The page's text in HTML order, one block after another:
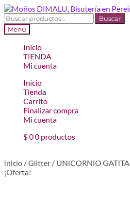
Ir
a
la
navegación
Ir
al
contenido
Buscar
por:
Buscar
Menú
Inicio
TIENDA
Mi cuenta
Inicio
Tienda
Carrito
Finalizar compra
Mi cuenta
$00 productos
Inicio /Glitter / UNICORNIO GATITA
¡Oferta!